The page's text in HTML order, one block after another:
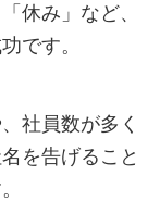
休み」など、
です。
社員数が多く
を告げること